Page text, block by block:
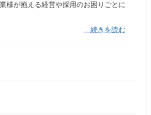
様が抱える経営や採用のお困りごとに
…続きを読む